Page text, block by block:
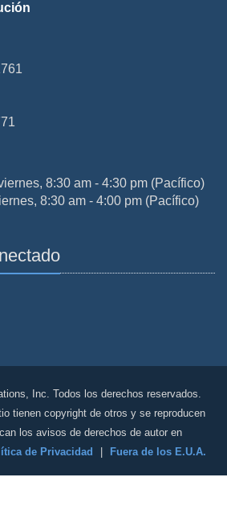
8:30 am - 4:30 pm (Pacífico)
8:30 am - 4:00 pm (Pacífico)
Inc. Todos los derechos reservados.
tienen copyright de otros y se reproducen
los avisos de derechos de autor en
de Privacidad Fuera de los E.U.A.